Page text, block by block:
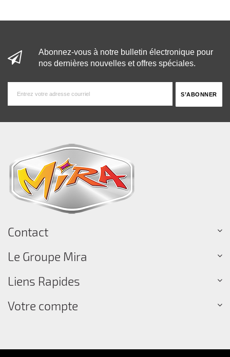
Abonnez-vous à notre bulletin électronique pour
nos dernières nouvelles et offres spéciales.
Contact
Le Groupe Mira
Liens Rapides
Votre compte